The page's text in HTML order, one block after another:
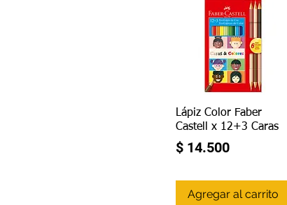
Vista rápida
Lápiz Color Faber
Castell x 12+3 Caras
Precio
$ 14.500
Agregar al carrito